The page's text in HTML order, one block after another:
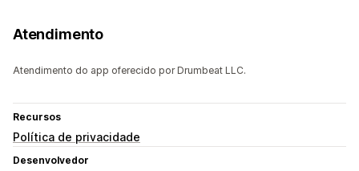
Atendimento
Atendimento do app oferecido por Drumbeat LLC.
Recursos
Política de privacidade
Desenvolvedor